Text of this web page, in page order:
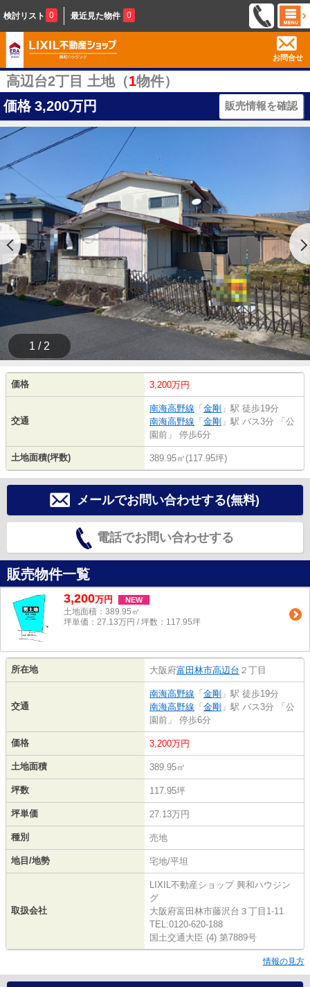
検討リスト 0 最近見た物件 0
お問合せ
高辺台2丁目 土地（1物件）
価格 3,200万円 販売情報を確認
1 / 2
価格 3,200万円
交通
南海高野線 「 金剛 」駅 徒歩19分
南海高野線 「 金剛 」駅 バス3分 「公
園前」 停歩6分
土地面積(坪数) 389.95㎡(117.95坪)
メールでお問い合わせする(無料)
電話でお問い合わせする
販売物件一覧
3,200万円 NEW
土地面積：389.95㎡
坪単価：27.13万円 / 坪数：117.95坪
所在地 大阪府富田林市高辺台 ２丁目
交通
南海高野線 「 金剛 」駅 徒歩19分
南海高野線 「 金剛 」駅 バス3分 「公
園前」 停歩6分
価格 3,200万円
土地面積 389.95㎡
坪数 117.95坪
坪単価 27.13万円
種別 売地
地目/地勢 宅地/平坦
取扱会社
LIXIL不動産ショップ 興和ハウジン
グ
大阪府富田林市藤沢台３丁目1-11
TEL:0120-620-188
国土交通大臣 (4) 第7889号
情報の見方